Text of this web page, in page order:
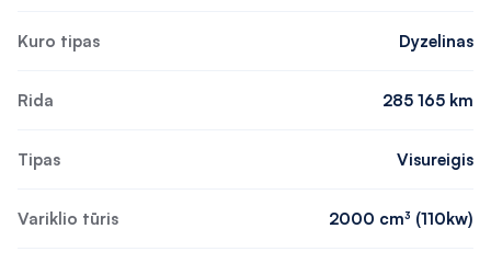
Kuro tipas Dyzelinas
Rida 285 165 km
Tipas Visureigis
Variklio tūris 2000 cm³ (110kw)